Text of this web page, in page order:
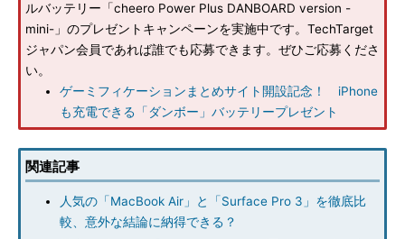
ルバッテリー「cheero Power Plus DANBOARD version -
mini-」のプレゼントキャンペーンを実施中です。TechTarget
ジャパン会員であれば誰でも応募できます。ぜひご応募くださ
い。
ゲーミフィケーションまとめサイト開設記念！ iPhone
も充電できる「ダンボー」バッテリープレゼント
関連記事
人気の「MacBook Air」と「Surface Pro 3」を徹底比
較、意外な結論に納得できる？